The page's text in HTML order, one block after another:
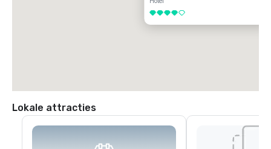
4 van 5
Lokale attracties